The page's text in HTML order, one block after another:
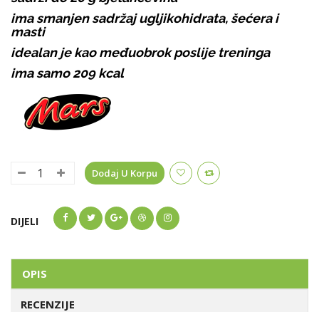
ima smanjen sadržaj ugljikohidrata, šećera i
masti
idealan je kao međuobrok poslije treninga
ima samo 209 kcal
Dodaj U Korpu
DIJELI
OPIS
RECENZIJE